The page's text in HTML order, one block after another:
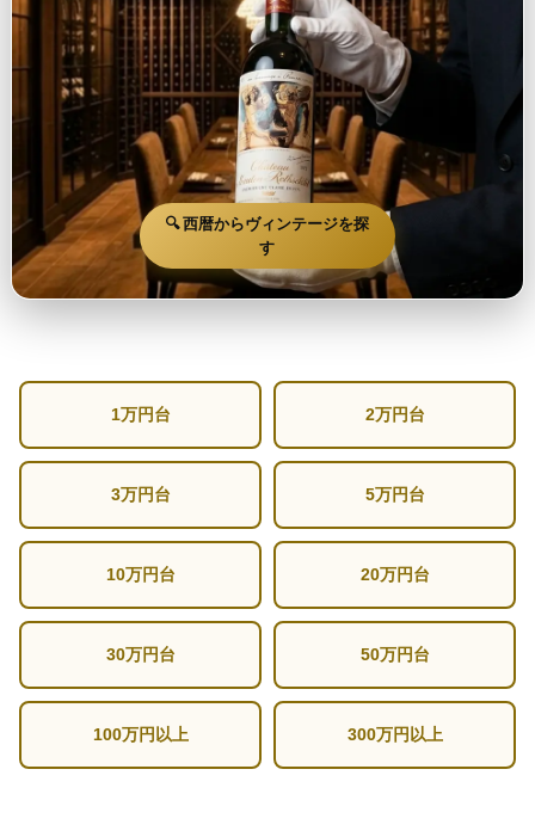
🔍 西暦からヴィンテージを探
す
1万円台 2万円台
3万円台 5万円台
10万円台 20万円台
30万円台 50万円台
100万円以上 300万円以上